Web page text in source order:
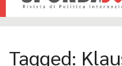
Tagged: